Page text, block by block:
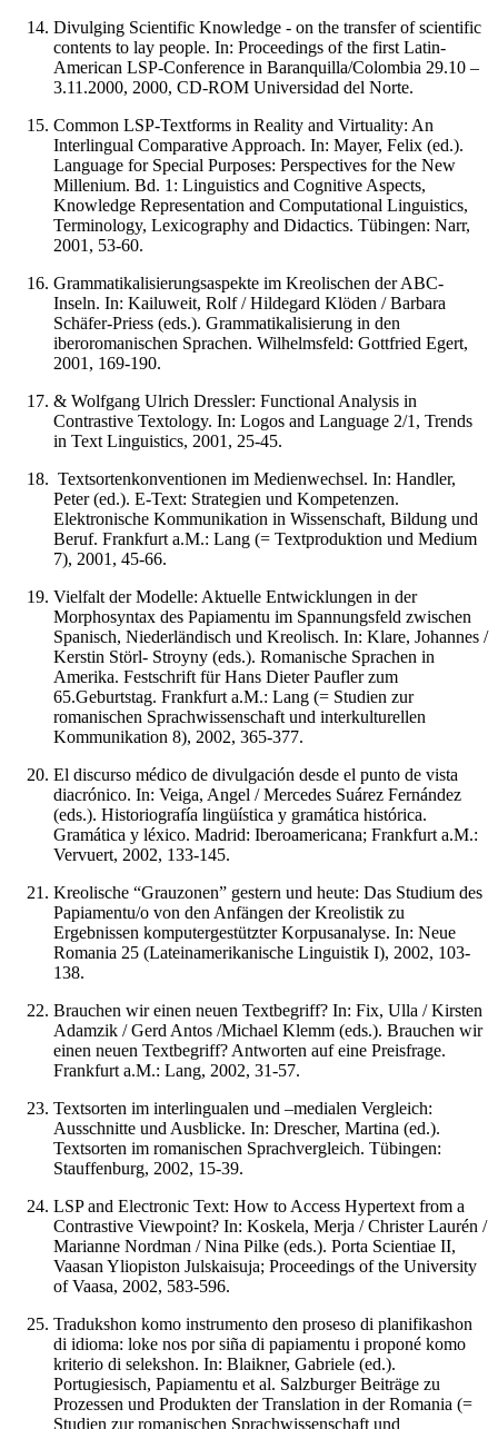
Divulging Scientific Knowledge - on the transfer of scientific
contents to lay people. In: Proceedings of the first Latin-
American LSP-Conference in Baranquilla/Colombia 29.10 –
3.11.2000, 2000, CD-ROM Universidad del Norte.
Common LSP-Textforms in Reality and Virtuality: An
Interlingual Comparative Approach. In: Mayer, Felix (ed.).
Language for Special Purposes: Perspectives for the New
Millenium. Bd. 1: Linguistics and Cognitive Aspects,
Knowledge Representation and Computational Linguistics,
Terminology, Lexicography and Didactics. Tübingen: Narr,
2001, 53-60.
Grammatikalisierungsaspekte im Kreolischen der ABC-
Inseln. In: Kailuweit, Rolf / Hildegard Klöden / Barbara
Schäfer-Priess (eds.). Grammatikalisierung in den
iberoromanischen Sprachen. Wilhelmsfeld: Gottfried Egert,
2001, 169-190.
& Wolfgang Ulrich Dressler: Functional Analysis in
Contrastive Textology. In: Logos and Language 2/1, Trends
in Text Linguistics, 2001, 25-45.
Textsortenkonventionen im Medienwechsel. In: Handler,
Peter (ed.). E-Text: Strategien und Kompetenzen.
Elektronische Kommunikation in Wissenschaft, Bildung und
Beruf. Frankfurt a.M.: Lang (= Textproduktion und Medium
7), 2001, 45-66.
Vielfalt der Modelle: Aktuelle Entwicklungen in der
Morphosyntax des Papiamentu im Spannungsfeld zwischen
Spanisch, Niederländisch und Kreolisch. In: Klare, Johannes /
Kerstin Störl- Stroyny (eds.). Romanische Sprachen in
Amerika. Festschrift für Hans Dieter Paufler zum
65.Geburtstag. Frankfurt a.M.: Lang (= Studien zur
romanischen Sprachwissenschaft und interkulturellen
Kommunikation 8), 2002, 365-377.
El discurso médico de divulgación desde el punto de vista
diacrónico. In: Veiga, Angel / Mercedes Suárez Fernández
(eds.). Historiografía lingüística y gramática histórica.
Gramática y léxico. Madrid: Iberoamericana; Frankfurt a.M.:
Vervuert, 2002, 133-145.
Kreolische “Grauzonen” gestern und heute: Das Studium des
Papiamentu/o von den Anfängen der Kreolistik zu
Ergebnissen komputergestützter Korpusanalyse. In: Neue
Romania 25 (Lateinamerikanische Linguistik I), 2002, 103-
138.
Brauchen wir einen neuen Textbegriff? In: Fix, Ulla / Kirsten
Adamzik / Gerd Antos /Michael Klemm (eds.). Brauchen wir
einen neuen Textbegriff? Antworten auf eine Preisfrage.
Frankfurt a.M.: Lang, 2002, 31-57.
Textsorten im interlingualen und –medialen Vergleich:
Ausschnitte und Ausblicke. In: Drescher, Martina (ed.).
Textsorten im romanischen Sprachvergleich. Tübingen:
Stauffenburg, 2002, 15-39.
LSP and Electronic Text: How to Access Hypertext from a
Contrastive Viewpoint? In: Koskela, Merja / Christer Laurén /
Marianne Nordman / Nina Pilke (eds.). Porta Scientiae II,
Vaasan Yliopiston Julskaisuja; Proceedings of the University
of Vaasa, 2002, 583-596.
Tradukshon komo instrumento den proseso di planifikashon
di idioma: loke nos por siña di papiamentu i proponé komo
kriterio di selekshon. In: Blaikner, Gabriele (ed.).
Portugiesisch, Papiamentu et al. Salzburger Beiträge zu
Prozessen und Produkten der Translation in der Romania (=
Studien zur romanischen Sprachwissenschaft und